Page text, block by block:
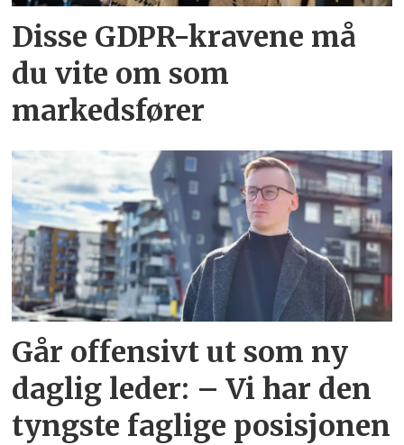
Disse GDPR-kravene må
du vite om som
markedsfører
Går offensivt ut som ny
daglig leder: – Vi har den
tyngste faglige posisjonen